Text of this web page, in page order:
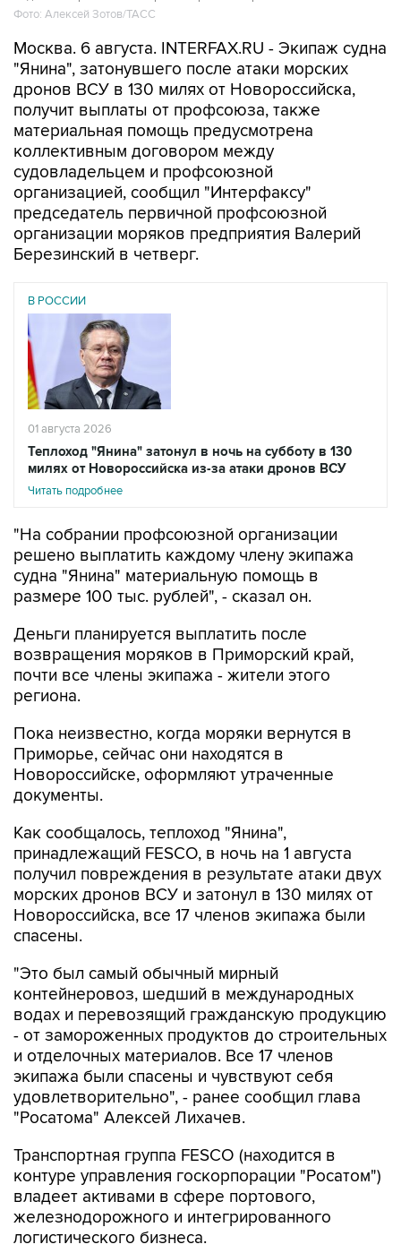
Фото: Алексей Зотов/ТАСС
Москва. 6 августа. INTERFAX.RU - Экипаж судна
"Янина", затонувшего после атаки морских
дронов ВСУ в 130 милях от Новороссийска,
получит выплаты от профсоюза, также
материальная помощь предусмотрена
коллективным договором между
судовладельцем и профсоюзной
организацией, сообщил "Интерфаксу"
председатель первичной профсоюзной
организации моряков предприятия Валерий
Березинский в четверг.
В РОССИИ
01 августа 2026
Теплоход "Янина" затонул в ночь на субботу в 130
милях от Новороссийска из-за атаки дронов ВСУ
Читать подробнее
"На собрании профсоюзной организации
решено выплатить каждому члену экипажа
судна "Янина" материальную помощь в
размере 100 тыс. рублей", - сказал он.
Деньги планируется выплатить после
возвращения моряков в Приморский край,
почти все члены экипажа - жители этого
региона.
Пока неизвестно, когда моряки вернутся в
Приморье, сейчас они находятся в
Новороссийске, оформляют утраченные
документы.
Как сообщалось, теплоход "Янина",
принадлежащий FESCO, в ночь на 1 августа
получил повреждения в результате атаки двух
морских дронов ВСУ и затонул в 130 милях от
Новороссийска, все 17 членов экипажа были
спасены.
"Это был самый обычный мирный
контейнеровоз, шедший в международных
водах и перевозящий гражданскую продукцию
- от замороженных продуктов до строительных
и отделочных материалов. Все 17 членов
экипажа были спасены и чувствуют себя
удовлетворительно", - ранее сообщил глава
"Росатома" Алексей Лихачев.
Транспортная группа FESCO (находится в
контуре управления госкорпорации "Росатом")
владеет активами в сфере портового,
железнодорожного и интегрированного
логистического бизнеса.